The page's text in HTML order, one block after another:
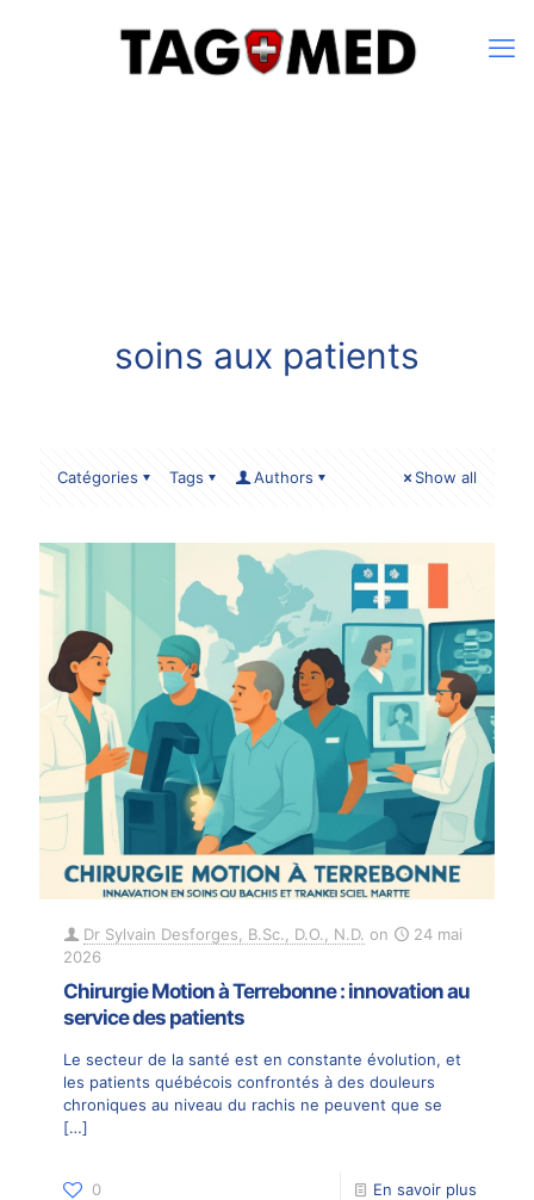
soins aux patients
Catégories Tags Authors Show all
Dr Sylvain Desforges, B.Sc., D.O., N.D. on
24 mai
2026
Chirurgie Motion à Terrebonne : innovation au
service des patients
Le secteur de la santé est en constante évolution, et
les patients québécois confrontés à des douleurs
chroniques au niveau du rachis ne peuvent que se
[…]
0 En savoir plus